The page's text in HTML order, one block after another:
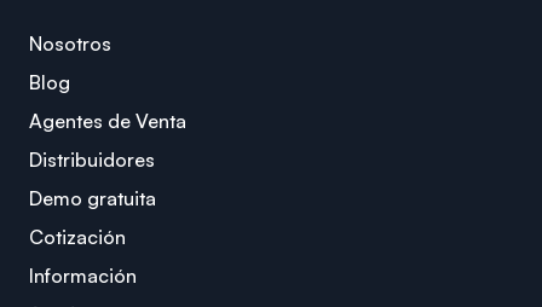
Nosotros
Blog
Agentes de Venta
Distribuidores
Demo gratuita
Cotización
Información